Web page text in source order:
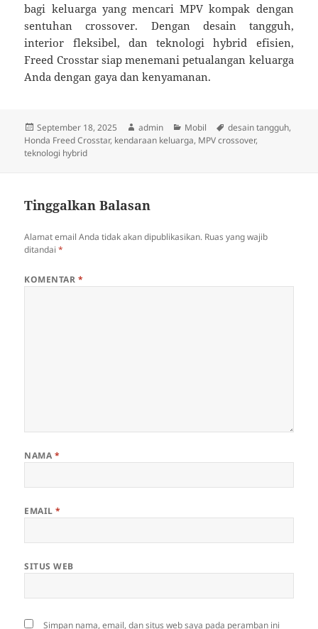
bagi keluarga yang mencari MPV kompak dengan
sentuhan crossover. Dengan desain tangguh,
interior fleksibel, dan teknologi hybrid efisien,
Freed Crosstar siap menemani petualangan keluarga
Anda dengan gaya dan kenyamanan.
Diposkan
pada
September 18, 2025 Penulis
admin Kategori
Mobil Tag
desain tangguh,
Honda Freed Crosstar, kendaraan keluarga, MPV crossover,
teknologi hybrid
Tinggalkan Balasan
Alamat email Anda tidak akan dipublikasikan. Ruas yang wajib
ditandai*
KOMENTAR *
NAMA *
EMAIL*
SITUS WEB
Simpan nama, email, dan situs web saya pada peramban ini